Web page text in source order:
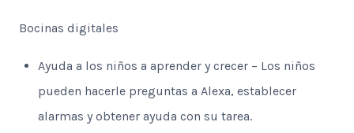
Bocinas digitales
Ayuda a los niños a aprender y crecer – Los niños
pueden hacerle preguntas a Alexa, establecer
alarmas y obtener ayuda con su tarea.